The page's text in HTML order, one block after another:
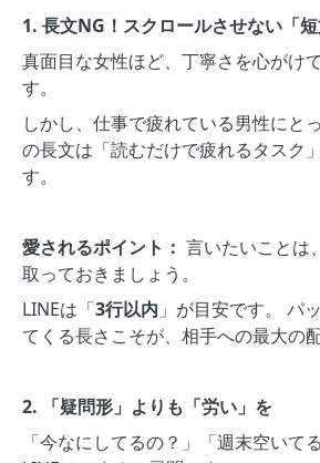
1. 長文NG！スクロールさせない「
真面目な女性ほど、丁寧さを心がけ
す。
しかし、仕事で疲れている男性にと
の長文は「読むだけで疲れるタスク
す。
愛されるポイント： 言いたいことは
取っておきましょう。
LINEは「3行以内 」が目安です。 パ
てくる長さこそが、相手への最大の配
2. 「疑問形」よりも「労い」を
「今なにしてるの？」「週末空いて